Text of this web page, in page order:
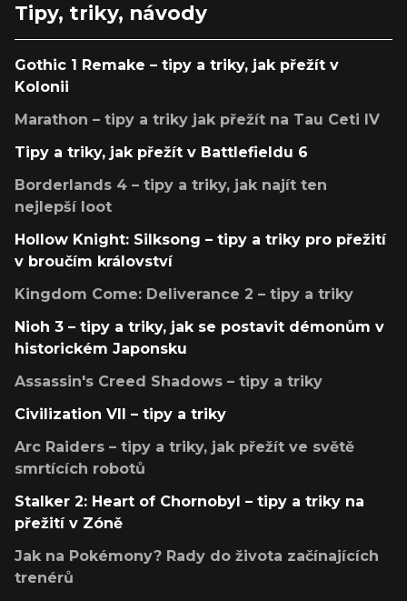
Tipy, triky, návody
Gothic 1 Remake – tipy a triky, jak přežít v
Kolonii
Marathon – tipy a triky jak přežít na Tau Ceti IV
Tipy a triky, jak přežít v Battlefieldu 6
Borderlands 4 – tipy a triky, jak najít ten
nejlepší loot
Hollow Knight: Silksong – tipy a triky pro přežití
v broučím království
Kingdom Come: Deliverance 2 – tipy a triky
Nioh 3 – tipy a triky, jak se postavit démonům v
historickém Japonsku
Assassin's Creed Shadows – tipy a triky
Civilization VII – tipy a triky
Arc Raiders – tipy a triky, jak přežít ve světě
smrtících robotů
Stalker 2: Heart of Chornobyl – tipy a triky na
přežití v Zóně
Jak na Pokémony? Rady do života začínajících
trenérů